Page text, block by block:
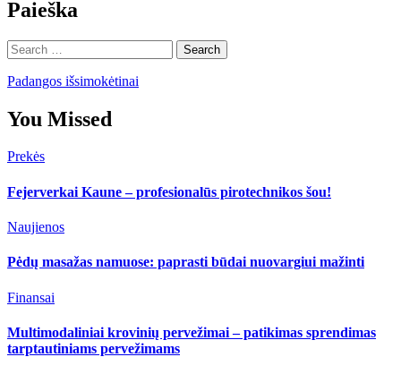
Paieška
Search
for:
Padangos išsimokėtinai
You Missed
Prekės
Fejerverkai Kaune – profesionalūs pirotechnikos šou!
Naujienos
Pėdų masažas namuose: paprasti būdai nuovargiui mažinti
Finansai
Multimodaliniai krovinių pervežimai – patikimas sprendimas
tarptautiniams pervežimams